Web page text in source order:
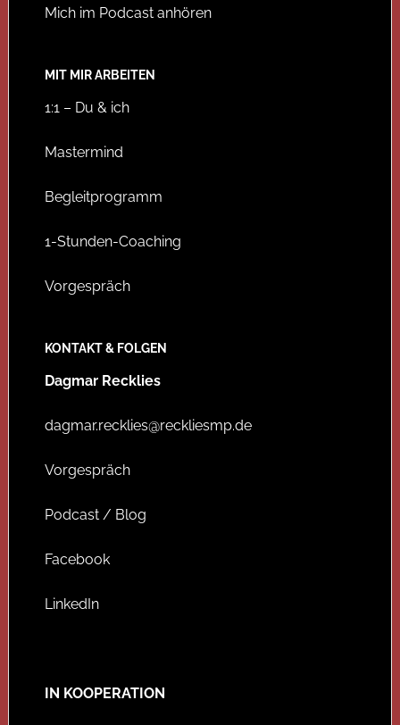
Mich im Podcast anhören
MIT MIR ARBEITEN
1:1 – Du & ich
Mastermind
Begleitprogramm
1-Stunden-Coaching
Vorgespräch
KONTAKT & FOLGEN
Dagmar Recklies
dagmar.recklies@reckliesmp.de
Vorgespräch
Podcast / Blog
Facebook
LinkedIn
IN KOOPERATION